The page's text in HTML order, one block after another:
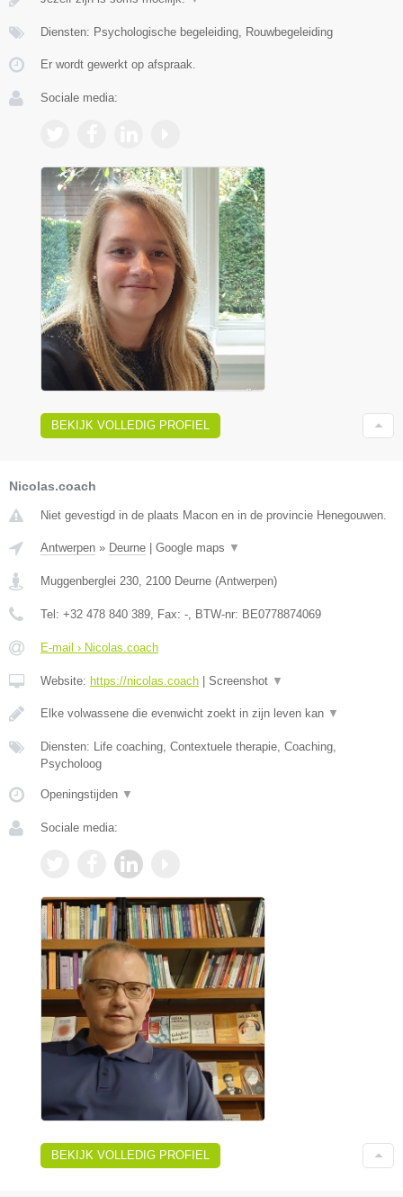
Diensten: Psychologische begeleiding, Rouwbegeleiding
Er wordt gewerkt op afspraak.
Sociale media:
BEKIJK VOLLEDIG PROFIEL
Nicolas.coach
Niet gevestigd in de plaats Macon en in de provincie Henegouwen.
Antwerpen » Deurne Google maps ▼
Muggenberglei 230, 2100 Deurne (Antwerpen)
Tel: +32 478 840 389, Fax: -, BTW-nr: BE0778874069
E-mail › Nicolas.coach
Website: https://nicolas.coach Screenshot ▼
Elke volwassene die evenwicht zoekt in zijn leven kan ▼
Diensten: Life coaching, Contextuele therapie, Coaching,
Psycholoog
Openingstijden ▼
Sociale media:
BEKIJK VOLLEDIG PROFIEL